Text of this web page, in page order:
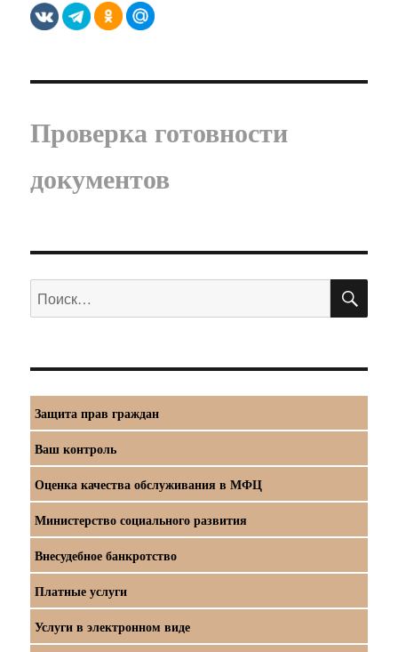
Проверка готовности
документов
Искать:
Защита прав граждан
Ваш контроль
Оценка качества обслуживания в МФЦ
Министерство социального развития
Внесудебное банкротство
Платные услуги
Услуги в электронном виде